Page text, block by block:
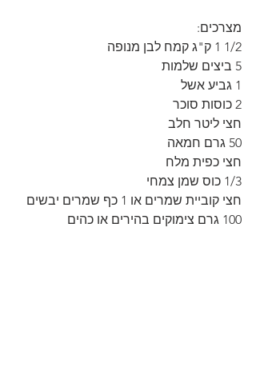
מצרכים:
1/2 1 ק"ג קמח לבן מנופה
5 ביצים שלמות
1 גביע אשל
2 כוסות סוכר
חצי ליטר חלב
50 גרם חמאה
חצי כפית מלח
1/3 כוס שמן צמחי
חצי קוביית שמרים או 1 כף שמרים יבשים
100 גרם צימוקים בהירים או כהים